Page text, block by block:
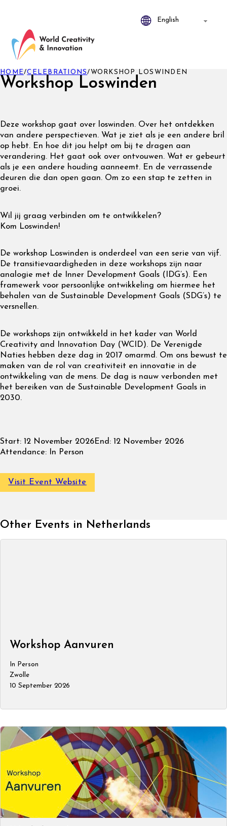
Workshop Loswinden
HOME/CELEBRATIONS/ WORKSHOP LOSWINDEN
Deze workshop gaat over loswinden. Over het ontdekken
van andere perspectieven. Wat je ziet als je een andere bril
op hebt. En hoe dit jou helpt om bij te dragen aan
verandering. Het gaat ook over ontvouwen. Wat er gebeurt
als je een andere houding aanneemt. En de verrassende
deuren die dan open gaan. Om zo een stap te zetten in
groei.
Wil jij graag verbinden om te ontwikkelen?
Kom Loswinden!
De workshop Loswinden is onderdeel van een serie van vijf.
De transitievaardigheden in deze workshops zijn naar
analogie met de Inner Development Goals (IDG’s). Een
framewerk voor persoonlijke ontwikkeling om hiermee het
behalen van de Sustainable Development Goals (SDG’s) te
versnellen.
De workshops zijn ontwikkeld in het kader van World
Creativity and Innovation Day (WCID). De Verenigde
Naties hebben deze dag in 2017 omarmd. Om ons bewust te
maken van de rol van creativiteit en innovatie in de
ontwikkeling van de mens. De dag is nauw verbonden met
het bereiken van de Sustainable Development Goals in
2030.
Start: 12 November 2026End: 12 November 2026
Attendance: In Person
Visit Event Website
Other Events in Netherlands
Workshop Aanvuren
In Person
Zwolle
10 September 2026